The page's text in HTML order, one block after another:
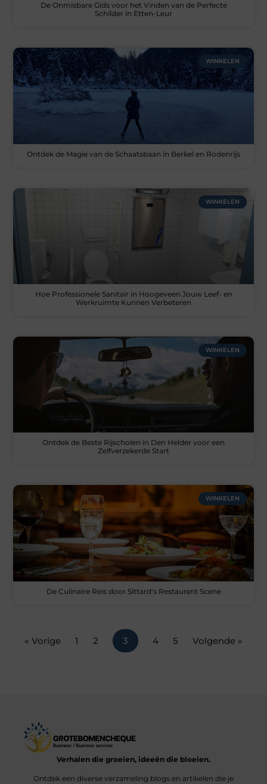
De Onmisbare Gids voor het Vinden van de Perfecte
Schilder in Etten-Leur
WINKELEN
Ontdek de Magie van de Schaatsbaan in Berkel en Rodenrijs
WINKELEN
Hoe Professionele Sanitair in Hoogeveen Jouw Leef- en
Werkruimte Kunnen Verbeteren
WINKELEN
Ontdek de Beste Rijscholen in Den Helder voor een
Zelfverzekerde Start
WINKELEN
De Culinaire Reis door Sittard's Restaurant Scene
« Vorige 1 2 3 4 5 Volgende »
Verhalen die groeien, ideeën die bloeien.
Ontdek een diverse verzameling blogs en artikelen die je